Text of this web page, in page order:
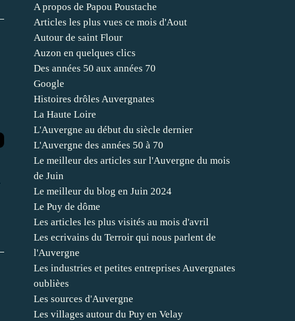
A propos de Papou Poustache
Articles les plus vues ce mois d'Aout
Autour de saint Flour
Auzon en quelques clics
Des années 50 aux années 70
Google
Histoires drôles Auvergnates
La Haute Loire
L'Auvergne au début du siècle dernier
L'Auvergne des années 50 à 70
Le meilleur des articles sur l'Auvergne du mois
de Juin
Le meilleur du blog en Juin 2024
Le Puy de dôme
Les articles les plus visités au mois d'avril
Les ecrivains du Terroir qui nous parlent de
l'Auvergne
Les industries et petites entreprises Auvergnates
oublièes
Les sources d'Auvergne
Les villages autour du Puy en Velay